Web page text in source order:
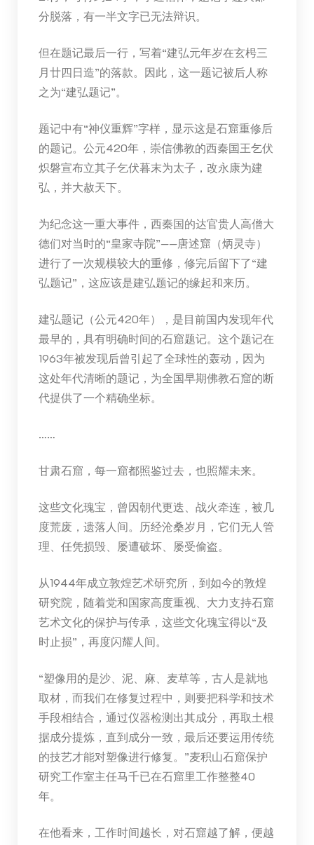
分脱落，有一半文字已无法辩识。
但在题记最后一行，写着“建弘元年岁在玄枵三
月廿四日造”的落款。因此，这一题记被后人称
之为“建弘题记”。
题记中有“神仪重辉”字样，显示这是石窟重修后
的题记。公元420年，崇信佛教的西秦国王乞伏
炽磐宣布立其子乞伏暮末为太子，改永康为建
弘，并大赦天下。
为纪念这一重大事件，西秦国的达官贵人高僧大
德们对当时的“皇家寺院”——唐述窟（炳灵寺）
进行了一次规模较大的重修，修完后留下了“建
弘题记”，这应该是建弘题记的缘起和来历。
建弘题记（公元420年），是目前国内发现年代
最早的，具有明确时间的石窟题记。这个题记在
1963年被发现后曾引起了全球性的轰动，因为
这处年代清晰的题记，为全国早期佛教石窟的断
代提供了一个精确坐标。
……
甘肃石窟，每一窟都照鉴过去，也照耀未来。
这些文化瑰宝，曾因朝代更迭、战火牵连，被几
度荒废，遗落人间。历经沧桑岁月，它们无人管
理、任凭损毁、屡遭破坏、屡受偷盗。
从1944年成立敦煌艺术研究所，到如今的敦煌
研究院，随着党和国家高度重视、大力支持石窟
艺术文化的保护与传承，这些文化瑰宝得以“及
时止损”，再度闪耀人间。
“塑像用的是沙、泥、麻、麦草等，古人是就地
取材，而我们在修复过程中，则要把科学和技术
手段相结合，通过仪器检测出其成分，再取土根
据成分提炼，直到成分一致，最后还要运用传统
的技艺才能对塑像进行修复。”麦积山石窟保护
研究工作室主任马千已在石窟里工作整整40
年。
在他看来，工作时间越长，对石窟越了解，便越